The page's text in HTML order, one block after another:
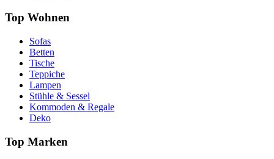
Top Wohnen
Sofas
Betten
Tische
Teppiche
Lampen
Stühle & Sessel
Kommoden & Regale
Deko
Top Marken